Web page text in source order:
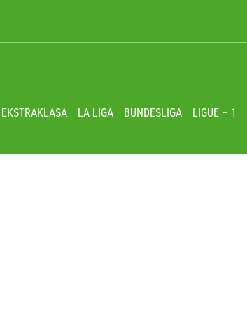
decyzję
EKSTRAKLASA LA LIGA BUNDESLIGA LIGUE – 1